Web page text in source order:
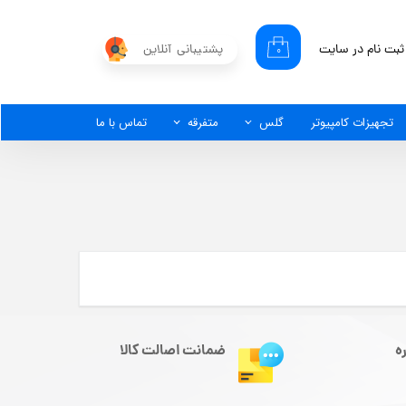
پشتیبانی آنلاین ۰ ثبت نام در سایت
تجهیزات کامپیوتر گلس متفرقه تماس با ما
ضمانت اصالت کالا